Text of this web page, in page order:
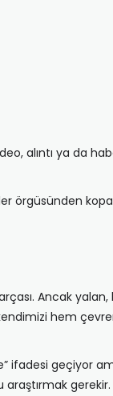
alıntı ya da
Ancak
hem
ifadesi geçiyor
gerekir.